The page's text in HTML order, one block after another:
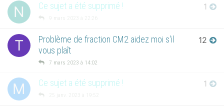
N Ce sujet a été supprimé !
9 mars 2023 à 22:26
1
T
Problème de fraction CM2 aidez moi s'il
vous plaît
7 mars 2023 à 14:02
12
M Ce sujet a été supprimé !
25 janv. 2023 à 19:52
1